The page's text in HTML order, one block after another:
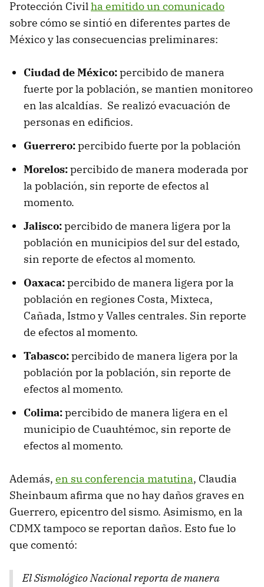
Protección Civilha emitido un comunicado
sobre cómo se sintió en diferentes partes de
México y las consecuencias preliminares:
Ciudad de México:percibido de manera
fuerte por la población, se mantien monitoreo
en las alcaldías. Se realizó evacuación de
personas en edificios.
Guerrero:percibido fuerte por la población
Morelos:percibido de manera moderada por
la población, sin reporte de efectos al
momento.
Jalisco:percibido de manera ligera por la
población en municipios del sur del estado,
sin reporte de efectos al momento.
Oaxaca:percibido de manera ligera por la
población en regiones Costa, Mixteca,
Cañada, Istmo y Valles centrales. Sin reporte
de efectos al momento.
Tabasco:percibido de manera ligera por la
población por la población, sin reporte de
efectos al momento.
Colima:percibido de manera ligera en el
municipio de Cuauhtémoc, sin reporte de
efectos al momento.
Además, en su conferencia matutina, Claudia
Sheinbaum afirma que no hay daños graves en
Guerrero, epicentro del sismo. Asimismo, en la
CDMX tampoco se reportan daños. Esto fue lo
que comentó:
El Sismológico Nacional reporta de manera